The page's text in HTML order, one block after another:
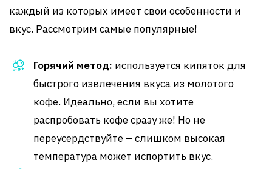
каждый из которых имеет свои особенности и
вкус. Рассмотрим самые популярные!
Горячий метод: используется кипяток для
быстрого извлечения вкуса из молотого
кофе. Идеально, если вы хотите
распробовать кофе сразу же! Но не
переусердствуйте – слишком высокая
температура может испортить вкус.